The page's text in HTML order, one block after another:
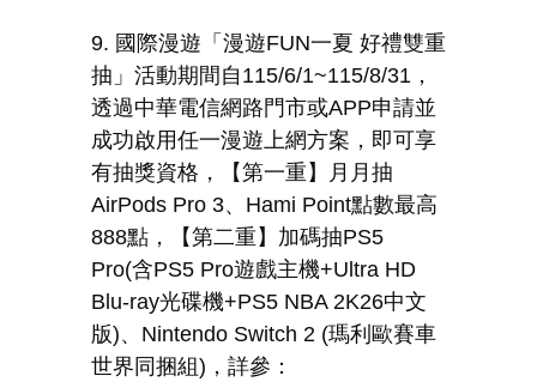
9. 國際漫遊「漫遊FUN一夏 好禮雙重
抽」活動期間自 115/6/1~115/8/31 ，
透過中華電信網路門市或APP申請並
成功啟用任一漫遊上網方案，即可享
有抽獎資格，【第一重】月月抽
AirPods Pro 3、 Hami Point點數最高
888點，【第二重】加碼抽PS5
Pro(含PS5 Pro遊戲主機+Ultra HD
Blu-ray光碟機+PS5 NBA 2K26中文
版)、 Nintendo Switch 2 (瑪利歐賽車
世界同捆組) ，詳參：